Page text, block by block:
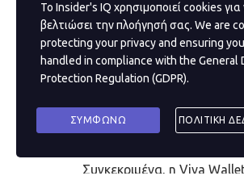
Ένα από τα οράματά της,
τον εαυτό της στο
Wallet, με την βοήθεια
Συγκεκριμένα, η Viva
Το Insider's IQ χρησιμοποιεί cookies για
βελτιώσει την πλοήγησή σας. We are
protecting your privacy and ensuring
handled in compliance with the General
Protection Regulation (GDPR).
ΣΥΜΦΩΝΩ ΠΟΛΙΤΙΚΗ